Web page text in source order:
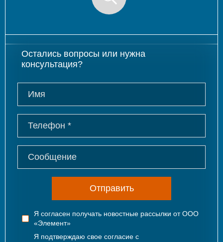
Остались вопросы или нужна
консультация?
Отправить
Я согласен получать новостные рассылки от ООО
«Элемент»
Я подтверждаю свое согласие с